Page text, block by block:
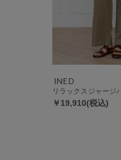
INED
リラックスジャージ
￥19,910(税込)